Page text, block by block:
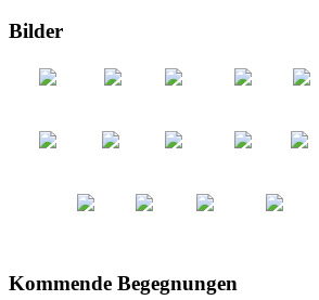
Bilder
Kommende Begegnungen